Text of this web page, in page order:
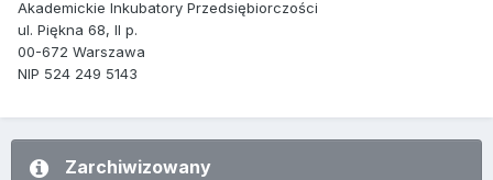
Akademickie Inkubatory Przedsiębiorczości
ul. Piękna 68, II p.
00-672 Warszawa
NIP 524 249 5143
Zarchiwizowany